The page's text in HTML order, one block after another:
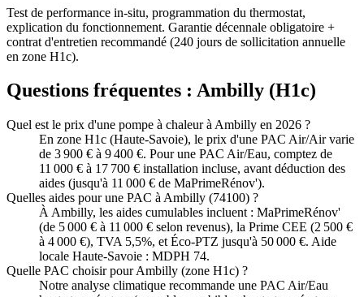
Test de performance in-situ, programmation du thermostat,
explication du fonctionnement. Garantie décennale obligatoire +
contrat d'entretien recommandé (240 jours de sollicitation annuelle
en zone H1c).
Questions fréquentes : Ambilly (H1c)
Quel est le prix d'une pompe à chaleur à Ambilly en 2026 ?
En zone H1c (Haute-Savoie), le prix d'une PAC Air/Air varie
de 3 900 € à 9 400 €. Pour une PAC Air/Eau, comptez de
11 000 € à 17 700 € installation incluse, avant déduction des
aides (jusqu'à 11 000 € de MaPrimeRénov').
Quelles aides pour une PAC à Ambilly (74100) ?
À Ambilly, les aides cumulables incluent : MaPrimeRénov'
(de 5 000 € à 11 000 € selon revenus), la Prime CEE (2 500 €
à 4 000 €), TVA 5,5%, et Éco-PTZ jusqu'à 50 000 €. Aide
locale Haute-Savoie : MDPH 74.
Quelle PAC choisir pour Ambilly (zone H1c) ?
Notre analyse climatique recommande une PAC Air/Eau